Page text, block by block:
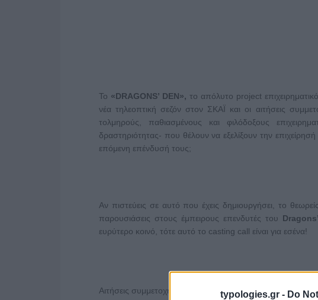
typologies.gr - Do
Το «DRAGONS’ DEN», το απόλυτο project
νέα τηλεοπτική σεζόν στον ΣΚΑΪ και οι αιτήσεις
τολμηρούς, παθιασμένους και φιλόδοξους
δραστηριότητας- που θέλουν να εξελίξουν την
επόμενη επένδυσή τους;
Αν πιστεύεις σε αυτό που έχεις δημιουργήσει, το
παρουσιάσεις στους έμπειρους επενδυτές του Dragons’
ευρύτερο κοινό, τότε αυτό το casting call είναι για εσένα!
Αιτήσεις συμμετοχής: